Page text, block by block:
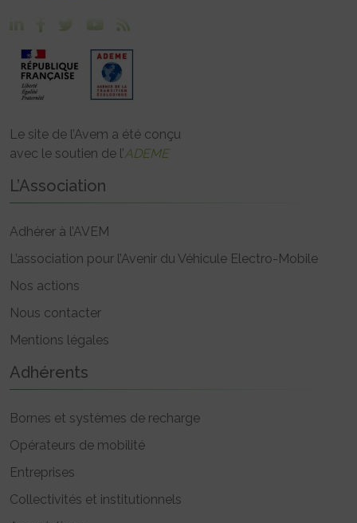
Le site de l’Avem a été conçu
avec le soutien de l’ADEME
L’Association
Adhérer à l’AVEM
L’association pour l’Avenir du Véhicule Electro-Mobile
Nos actions
Nous contacter
Mentions légales
Adhérents
Bornes et systèmes de recharge
Opérateurs de mobilité
Entreprises
Collectivités et institutionnels